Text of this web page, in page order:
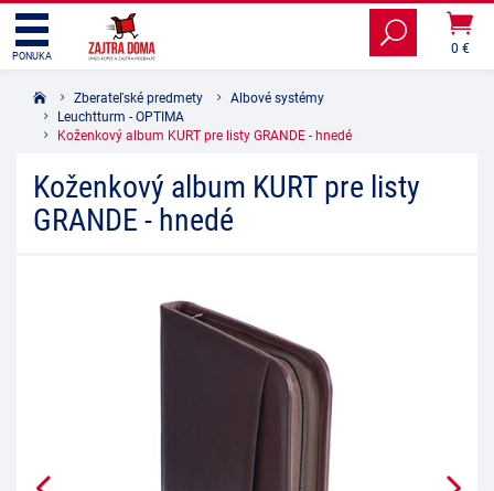
0 €
PONUKA
Zberateľské predmety
Albové systémy
Leuchtturm - OPTIMA
Koženkový album KURT pre listy GRANDE - hnedé
Koženkový album KURT pre listy
GRANDE - hnedé